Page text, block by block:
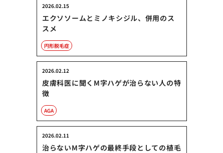
エクソソームとミノキシジル、併用のス
スメ
2026.02.15
円形脱毛症
皮膚科医に聞くM字ハゲが治らない人の特
徴
2026.02.12
AGA
治らないM字ハゲの最終手段としての植毛
2026.02.11